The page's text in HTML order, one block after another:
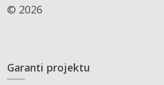
© 2026
Garanti projektu